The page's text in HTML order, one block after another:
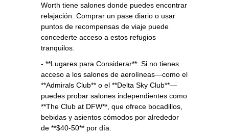
Worth tiene salones donde puedes encontrar
relajación. Comprar un pase diario o usar
puntos de recompensas de viaje puede
concederte acceso a estos refugios
tranquilos.
- **Lugares para Considerar**: Si no tienes
acceso a los salones de aerolíneas—como el
**Admirals Club** o el **Delta Sky Club**—
puedes probar salones independientes como
**The Club at DFW**, que ofrece bocadillos,
bebidas y asientos cómodos por alrededor
de **$40-50** por día.